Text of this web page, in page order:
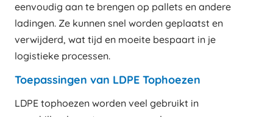
eenvoudig aan te brengen op pallets en andere
ladingen. Ze kunnen snel worden geplaatst en
verwijderd, wat tijd en moeite bespaart in je
logistieke processen.
Toepassingen van LDPE Tophoezen
LDPE tophoezen worden veel gebruikt in